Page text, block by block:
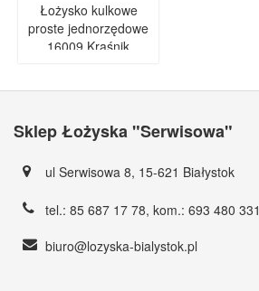
Łożysko kulkowe
proste jednorzędowe
16009 Kraśnik
Sklep Łożyska "Serwisowa"
ul Serwisowa 8, 15-621 Białystok
tel.: 85 687 17 78, kom.: 693 480 331
biuro@lozyska-bialystok.pl